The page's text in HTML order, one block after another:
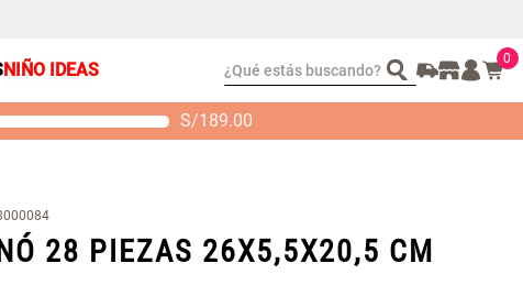
NIÑO IDEAS ¿Qué estás buscando? 0
S/189.00
28 PIEZAS 26X5,5X20,5 CM
Set 2 Almohadas
Set Sábanas Algodón